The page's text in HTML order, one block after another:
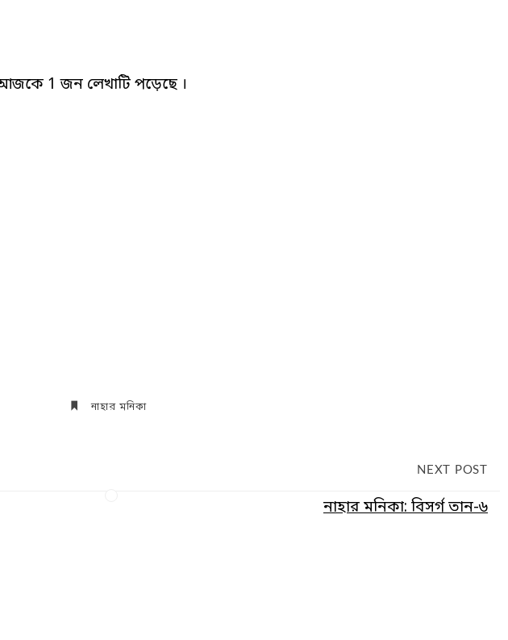
1 জন লেখাটি পড়েছে ।
নাহার মনিকা
NEXT POST
নাহার মনিকা: বিসর্গ তান-৬